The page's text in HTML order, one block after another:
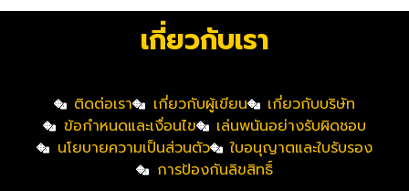
เกี่ยวกับเรา
ติดต่อเรา เกี่ยวกับผู้เขียน
เกี่ยวกับบริษัท
ข้อกำหนดและเงื่อนไข
เล่นพนันอย่างรับผิดชอบ
นโยบายความเป็นส่วนตัว
ใบอนุญาตและใบรับรอง
การป้องกันลิขสิทธิ์